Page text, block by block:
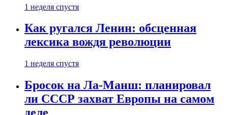
1 неделя спустя
Как ругался Ленин: обсценная
лексика вождя революции
1 неделя спустя
Бросок на Ла-Манш: планировал
ли СССР захват Европы на самом